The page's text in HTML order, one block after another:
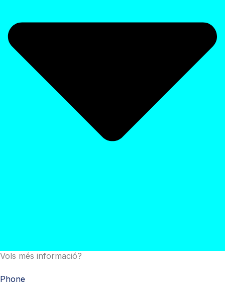
Vols més informació?
Phone